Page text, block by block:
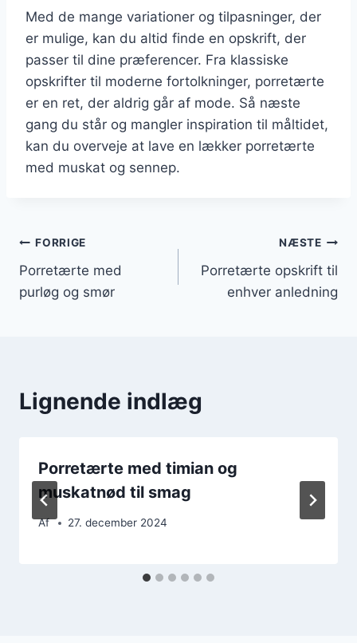
Med de mange variationer og tilpasninger, der
er mulige, kan du altid finde en opskrift, der
passer til dine præferencer. Fra klassiske
opskrifter til moderne fortolkninger, porretærte
er en ret, der aldrig går af mode. Så næste
gang du står og mangler inspiration til måltidet,
kan du overveje at lave en lækker porretærte
med muskat og sennep.
Indlægsnavigation
FORRIGE
Porretærte med
purløg og smør
NÆSTE
Porretærte opskrift til
enhver anledning
Lignende indlæg
Porretærte med timian og
muskatnød til smag
Af 27. december 2024